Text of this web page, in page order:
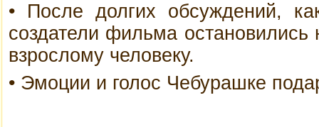
• После долгих обсуждений,
создатели фильма
взрослому человеку.
• Эмоции и голос Чебурашке